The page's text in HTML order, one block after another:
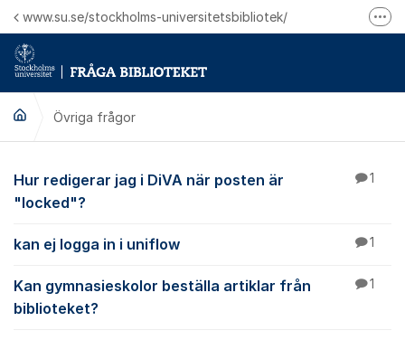
Hoppa till innehåll
www.su.se/stockholms-universitetsbibliotek/
Övriga frågor
Övriga frågor
Hur redigerar jag i DiVA när posten är
"locked"?
1
kan ej logga in i uniflow 1
Kan gymnasieskolor beställa artiklar från
biblioteket?
1